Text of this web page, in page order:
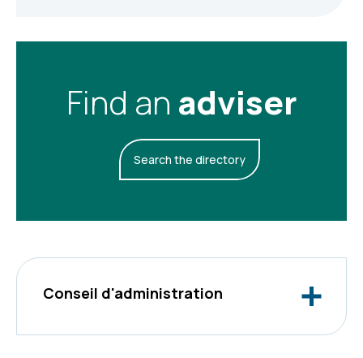
Find an adviser
Search the directory
Conseil d'administration